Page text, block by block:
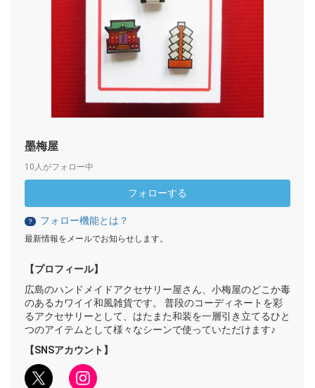
墨梅屋
10人がフォロー中
フォローする
？ フォロー機能とは？
最新情報をメールでお知らせします。
【プロフィール】
広島のハンドメイドアクセサリー屋さん、小梅屋のどこか毒
のあるカワイイ和風雑貨です。 普段のコーディネートを彩
るアクセサリーとして、はたまた和装を一層引き立てるひと
つのアイテムとして様々なシーンで使っていただけます♪
【SNSアカウント】